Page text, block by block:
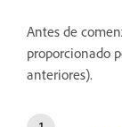
Antes de
proporcionado
anteriores).